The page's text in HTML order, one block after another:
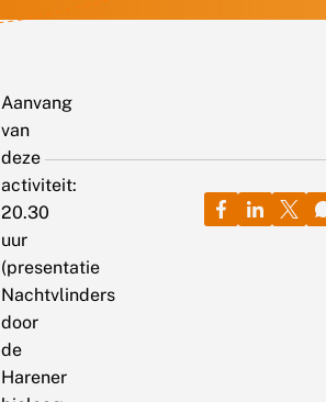
Aanvang
van
deze
activiteit:
20.30
uur
(presentatie
Nachtvlinders
door
de
Harener